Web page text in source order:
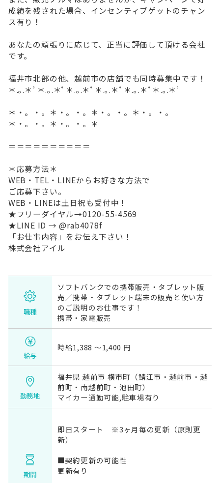
成績を残された場合、インセンティブゲットのチャン
ス有り！
あなたの頑張りに応じて、正当に評価して頂ける会社
です。
福井市北部の他、越前市の店舗でも同時募集中です！
＊.｡.＊ﾟ＊.｡.＊ﾟ＊.｡.＊ﾟ＊.｡.＊ﾟ＊.｡.＊ﾟ＊.｡.＊ﾟ
＊・。・。＊・。・。＊・。・。＊・。・。
＊・。・。＊・。・。＊
＝＝＝＝＝＝＝＝＝＝
＊応募方法＊
WEB・TEL・LINEからお好きな方法で
ご応募下さい。
WEB・LINEは土日祝も受付中！
★フリーダイヤル→0120-55-4569
★LINE ID → @rab4078f
「お仕事内容」をお伝え下さい！
株式会社アイル
職種
ソフトバンクでの携帯販売・タブレット販
売／携帯・タブレット端末の販売と使い方
のご説明のお仕事です！
携帯・家電販売
給与
時給1,388 〜1,400 円
勤務地
福井県 越前市 横市町（鯖江市・越前市・越
前町・南越前町・池田町）
マイカー通勤可能,駐車場有り
期間
即日スタート ※3ヶ月毎の更新（原則更
新）
■契約更新の可能性
更新有り